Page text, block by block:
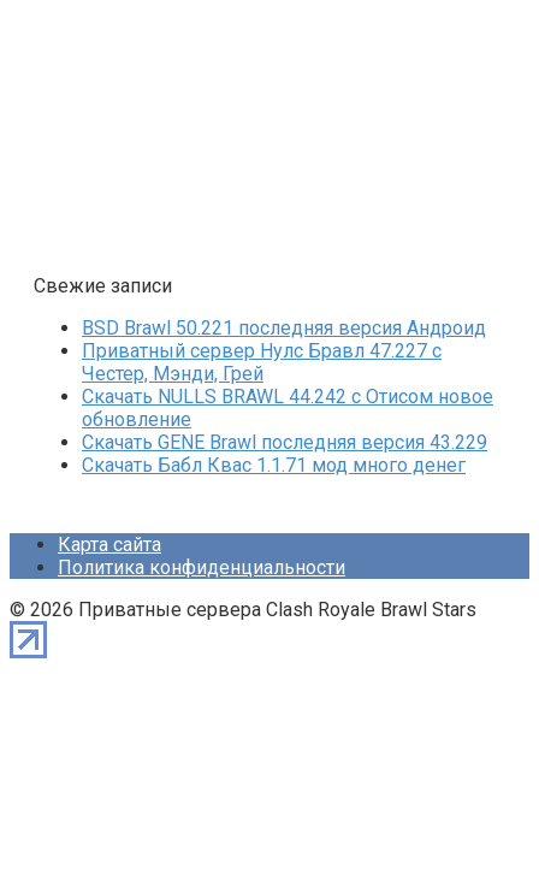
Свежие записи
BSD Brawl 50.221 последняя версия Андроид
Приватный сервер Нулс Бравл 47.227 с
Честер, Мэнди, Грей
Скачать NULLS BRAWL 44.242 с Отисом новое
обновление
Скачать GENE Brawl последняя версия 43.229
Скачать Бабл Квас 1.1.71 мод много денег
Карта сайта
Политика конфиденциальности
© 2026 Приватные сервера Clash Royale Brawl Stars